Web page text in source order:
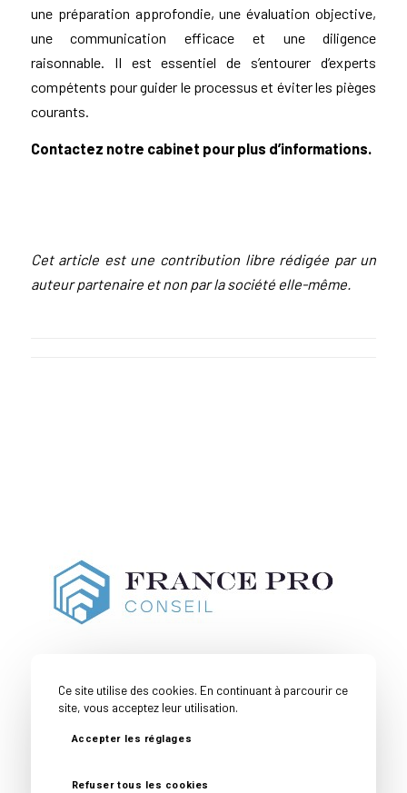
une préparation approfondie, une évaluation objective,
une communication efficace et une diligence
raisonnable. Il est essentiel de s’entourer d’experts
compétents pour guider le processus et éviter les pièges
courants.
Contactez notre cabinet pour plus d’informations.
Cet article est une contribution libre rédigée par un
auteur partenaire et non par la société elle-même.
Ce site utilise des cookies. En continuant à parcourir ce
site, vous acceptez leur utilisation.
Accepter les réglages
Refuser tous les cookies